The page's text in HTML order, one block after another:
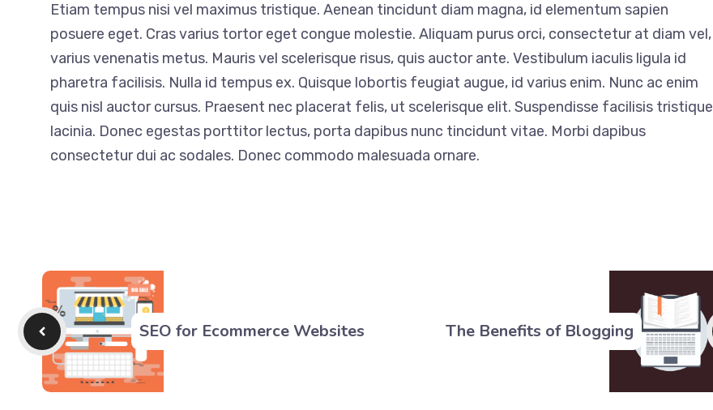
Etiam tempus nisi vel maximus tristique. Aenean tincidunt diam magna, id elementum sapien
posuere eget. Cras varius tortor eget congue molestie. Aliquam purus orci, consectetur at diam vel,
varius venenatis metus. Mauris vel scelerisque risus, quis auctor ante. Vestibulum iaculis ligula id
pharetra facilisis. Nulla id tempus ex. Quisque lobortis feugiat augue, id varius enim. Nunc ac enim
quis nisl auctor cursus. Praesent nec placerat felis, ut scelerisque elit. Suspendisse facilisis tristique
lacinia. Donec egestas porttitor lectus, porta dapibus nunc tincidunt vitae. Morbi dapibus
consectetur dui ac sodales. Donec commodo malesuada ornare.
SEO for Ecommerce Websites The Benefits of Blogging